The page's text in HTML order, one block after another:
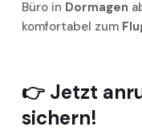
Büro in Dormagen
komfortabel zum
👉 Jetzt
sichern!